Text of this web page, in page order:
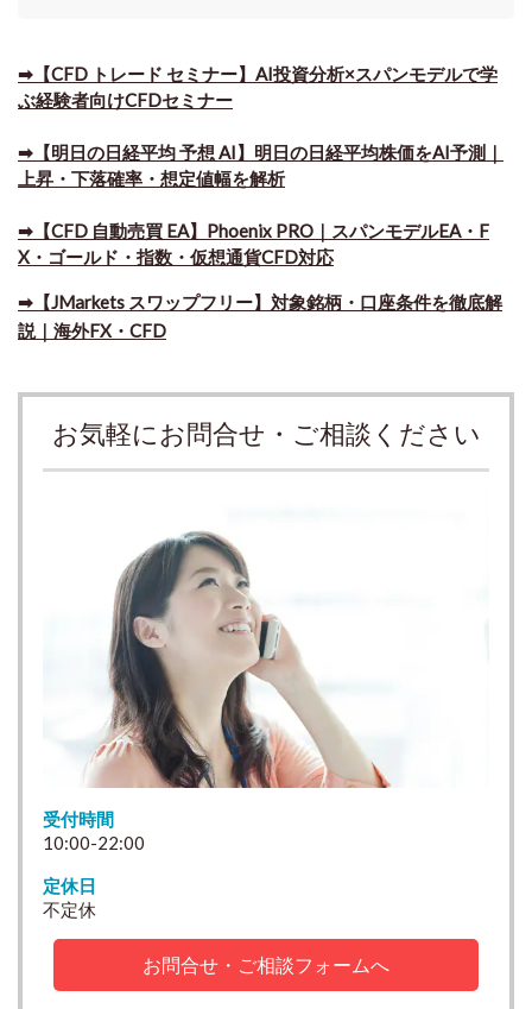
➡【CFD トレード セミナー】AI投資分析×スパンモデルで学
ぶ経験者向けCFDセミナー
➡【明日の日経平均 予想 AI】明日の日経平均株価をAI予測｜
上昇・下落確率・想定値幅を解析
➡​【CFD 自動売買 EA】Phoenix PRO｜スパンモデルEA・F
X・ゴールド・指数・仮想通貨CFD対応
➡​【JMarkets スワップフリー】対象銘柄・口座条件を徹底解
説｜海外FX・CFD
お気軽にお問合せ・ご相談ください
受付時間
10:00-22:00
定休日
不定休
お問合せ・ご相談フォームへ